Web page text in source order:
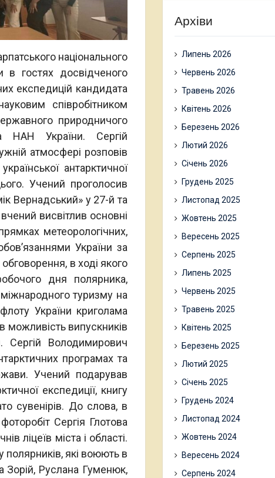
національного
в гостях досвідченого
експедицій кандидата
співробітником
природничого
НАН України. Сергій
атмосфері розповів
антарктичної
Учений проголосив
Вернадський» у 27-й та
висвітлив основні
метеорологічних,
України за
в ході якого
дня полярника,
міжнародного туризму на
України криголама
можливість випускників
Сергій Володимирович
програмах та
Учений подарував
експедиції, книгу
сувенірів. До слова, в
Сергія Глотова
ліцеїв міста і області.
полярників, які воюють в
Зорій, Руслана Гуменюк,
Архіви
Липень 2026
Червень 2026
Травень 2026
Квітень 2026
Березень 2026
Лютий 2026
Січень 2026
Грудень 2025
Листопад 2025
Жовтень 2025
Вересень 2025
Серпень 2025
Липень 2025
Червень 2025
Травень 2025
Квітень 2025
Березень 2025
Лютий 2025
Січень 2025
Грудень 2024
Листопад 2024
Жовтень 2024
Вересень 2024
Серпень 2024